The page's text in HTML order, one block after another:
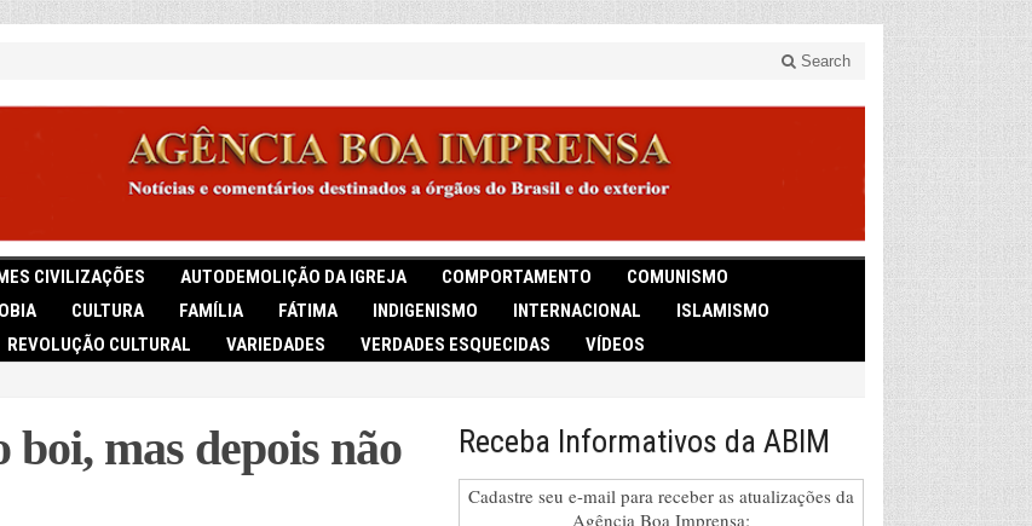
Search
CIVILIZAÇÕES AUTODEMOLIÇÃO DA IGREJA COMPORTAMENTO
COMUNISMO
CULTURA FAMÍLIA FÁTIMA INDIGENISMO INTERNACIONAL
ISLAMISMO
REVOLUÇÃO CULTURAL VARIEDADES VERDADES ESQUECIDAS VÍDEOS
mas depois não
Receba Informativos da ABIM
Cadastre seu e-mail para receber as atualizações da
Agência Boa Imprensa: